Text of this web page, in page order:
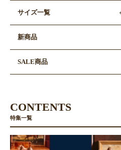
サイズ一覧
新商品
SALE商品
CONTENTS
特集一覧